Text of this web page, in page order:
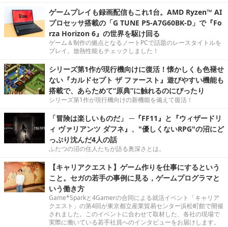
ゲームプレイも録画配信もこれ1台。AMD Ryzen™ AI
プロセッサ搭載の「G TUNE P5-A7G60BK-D」で『Fo
rza Horizon 6』の世界を駆け回る
ゲーム＆制作の拠点となるノートPCで話題のレースタイトルを
プレイ。放熱性能もチェックしました！
シリーズ第1作が現行機向けに復活！懐かしくも色褪せ
ない『カルドセプト ザ ファースト』遊びやすい機能も
搭載で、あらためて“原典”に触れるのにぴったり
シリーズ第1作が現行機向けの新機能を備えて復活！
「冒険は楽しいものだ」 ─『FF11』と『ウィザードリ
ィ ヴァリアンツ ダフネ』、"優しくないRPG"の沼にど
っぷり沈んだ4人の話
ふたつの沼の住人たちが語る奥深さとは。
【キャリアクエスト】ゲーム作りを仕事にするという
こと。セガの若手の事例に見る，ゲームプログラマと
いう働き方
Game*Sparkと4Gamerの合同による就活イベント「キャリア
クエスト」の第4回が東京都立産業貿易センター浜松町館で開催
されました。このイベントに合わせて取材した、各社の現場で
実際に働いている若手社員へのインタビューをお届けします。